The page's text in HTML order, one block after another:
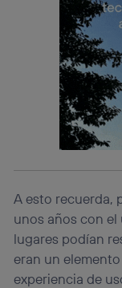
A esto recuerda,
unos años con el
lugares podían
eran un
experiencia de
consienta el uso
identificador.
Si utilizas una
el marketing o
actividades
que hayan
Si utilizas
navegación
Puedes
visitando el
(“consenthub”)
política de